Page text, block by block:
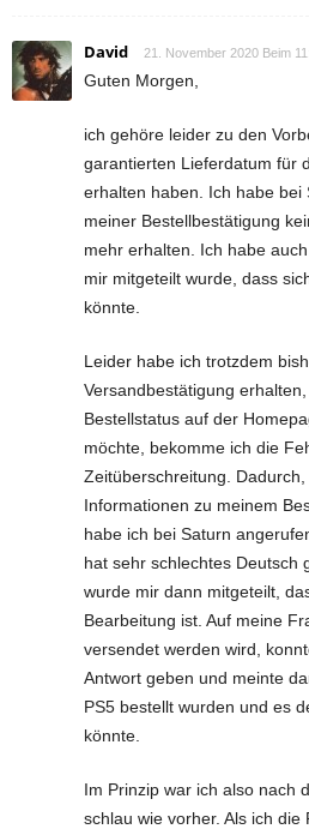
David 21. November 2020 Beim
Guten Morgen,
ich gehöre leider zu den
garantierten Lieferdatum für
erhalten haben. Ich habe bei
meiner Bestellbestätigung
mehr erhalten. Ich habe
mir mitgeteilt wurde, dass
könnte.
Leider habe ich trotzdem
Versandbestätigung
Bestellstatus auf der
möchte, bekomme ich die
Zeitüberschreitung.
Informationen zu meinem
habe ich bei Saturn
hat sehr schlechtes Deutsch
wurde mir dann mitgeteilt,
Bearbeitung ist. Auf meine
versendet werden wird,
Antwort geben und meinte
PS5 bestellt wurden und es
könnte.
Im Prinzip war ich also nach
schlau wie vorher. Als ich